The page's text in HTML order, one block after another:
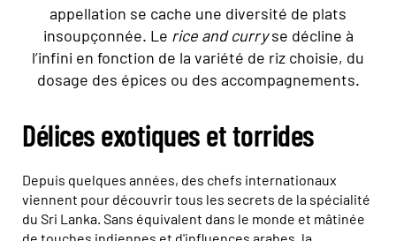
appellation se cache une diversité de plats
insoupçonnée. Le rice and curryse décline à
l’infini en fonction de la variété de riz choisie, du
dosage des épices ou des accompagnements.
Délices exotiques et torrides
Depuis quelques années, des chefs internationaux
viennent pour découvrir tous les secrets de la spécialité
du Sri Lanka. Sans équivalent dans le monde et mâtinée